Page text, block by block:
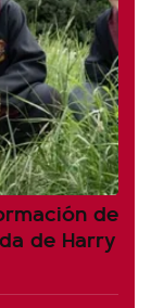
de
de Harry